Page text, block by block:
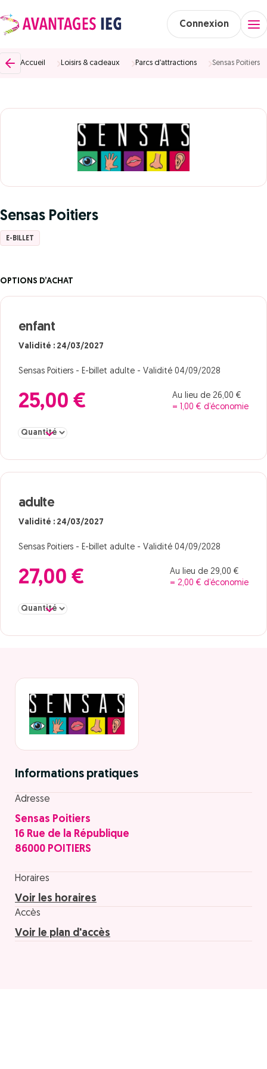
Connexion
Accueil Loisirs & cadeaux Parcs d’attractions Sensas Poitiers
Sensas Poitiers
E-BILLET
OPTIONS D’ACHAT
enfant
Validité : 24/03/2027
Sensas Poitiers - E-billet adulte - Validité 04/09/2028
25,00 €
Au lieu de 26,00 €
= 1,00 € d’économie
Sélectionner la quantité pour enfant
adulte
Validité : 24/03/2027
Sensas Poitiers - E-billet adulte - Validité 04/09/2028
27,00 €
Au lieu de 29,00 €
= 2,00 € d’économie
Sélectionner la quantité pour adulte
Informations pratiques
Adresse
Sensas Poitiers
16 Rue de la République
86000 POITIERS
Horaires
Voir les horaires
Accès
Voir le plan d'accès